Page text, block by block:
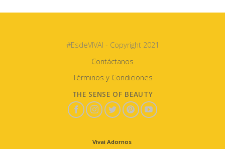
#EsdeVIVAI - Copyright 2021
Contáctanos
Términos y Condiciones
THE SENSE OF BEAUTY
Vivai Adornos